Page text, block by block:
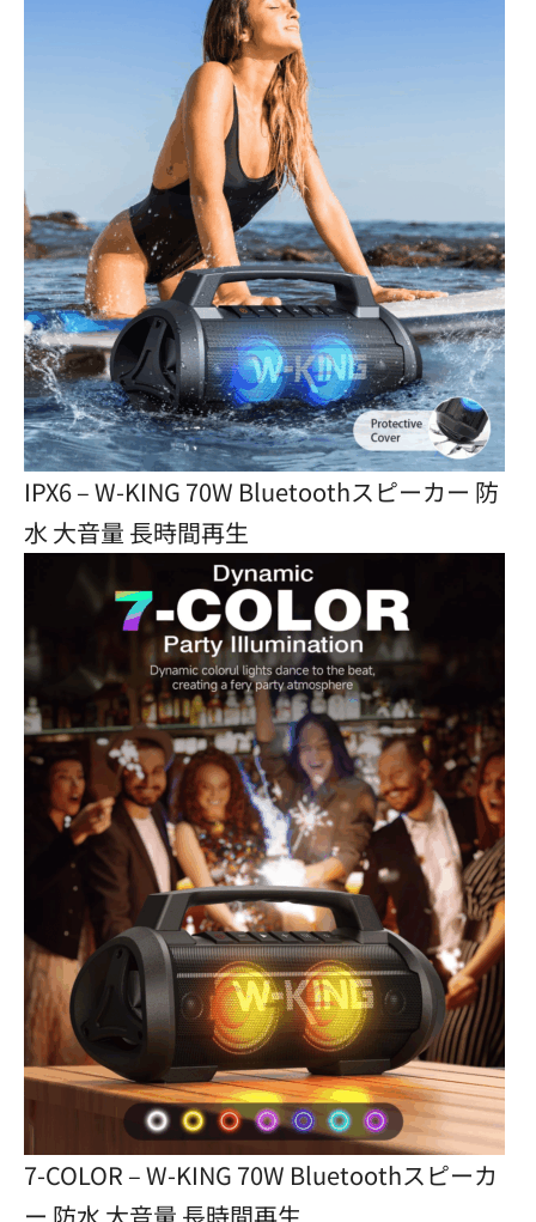
IPX6 – W-KING 70W Bluetoothスピーカー 防
水 大音量 長時間再生
7-COLOR – W-KING 70W Bluetoothスピーカ